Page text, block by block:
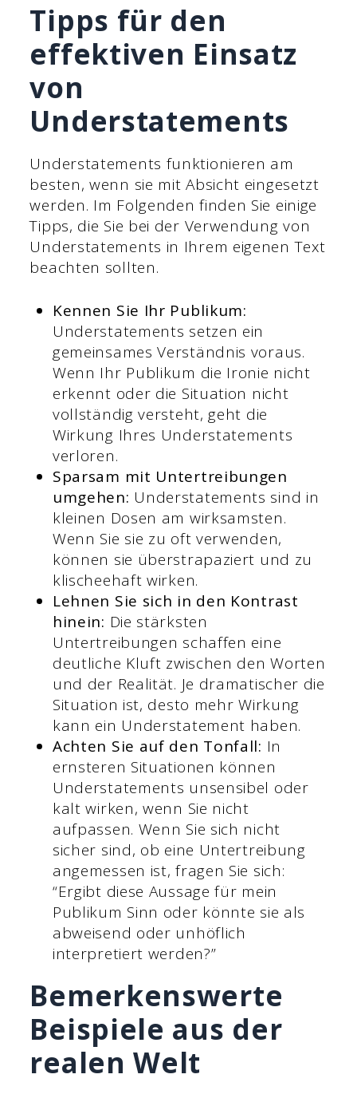
Tipps für den
effektiven Einsatz
von
Understatements
Understatements funktionieren am
besten, wenn sie mit Absicht eingesetzt
werden. Im Folgenden finden Sie einige
Tipps, die Sie bei der Verwendung von
Understatements in Ihrem eigenen Text
beachten sollten.
Kennen Sie Ihr Publikum:
Understatements setzen ein
gemeinsames Verständnis voraus.
Wenn Ihr Publikum die Ironie nicht
erkennt oder die Situation nicht
vollständig versteht, geht die
Wirkung Ihres Understatements
verloren.
Sparsam mit Untertreibungen
umgehen: Understatements sind in
kleinen Dosen am wirksamsten.
Wenn Sie sie zu oft verwenden,
können sie überstrapaziert und zu
klischeehaft wirken.
Lehnen Sie sich in den Kontrast
hinein: Die stärksten
Untertreibungen schaffen eine
deutliche Kluft zwischen den Worten
und der Realität. Je dramatischer die
Situation ist, desto mehr Wirkung
kann ein Understatement haben.
Achten Sie auf den Tonfall: In
ernsteren Situationen können
Understatements unsensibel oder
kalt wirken, wenn Sie nicht
aufpassen. Wenn Sie sich nicht
sicher sind, ob eine Untertreibung
angemessen ist, fragen Sie sich:
“Ergibt diese Aussage für mein
Publikum Sinn oder könnte sie als
abweisend oder unhöflich
interpretiert werden?”
Bemerkenswerte
Beispiele aus der
realen Welt